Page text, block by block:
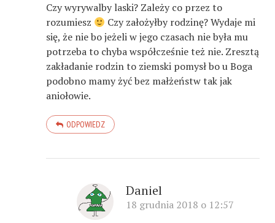
Czy wyrywalby laski? Zależy co przez to
rozumiesz
Czy założyłby rodzinę? Wydaje mi
się, że nie bo jeżeli w jego czasach nie była mu
potrzeba to chyba współcześnie też nie. Zresztą
zakładanie rodzin to ziemski pomysł bo u Boga
podobno mamy żyć bez małżeństw tak jak
aniołowie.
ODPOWIEDZ
Daniel
18 grudnia 2018 o 12:57